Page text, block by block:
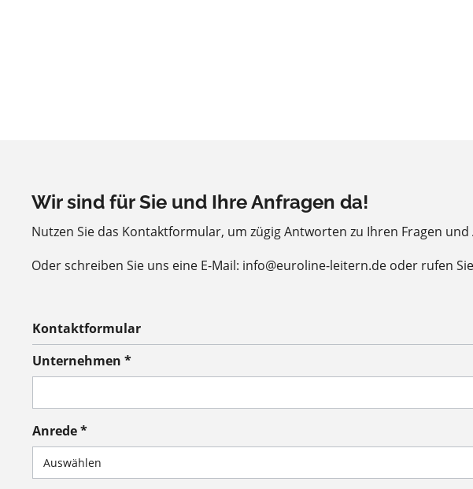
Wir sind für Sie und Ihre Anfragen da!
Nutzen Sie das Kontaktformular, um zügig Antworten zu Ihren Fragen
Oder schreiben Sie uns eine E-Mail: info@euroline-leitern.de oder rufen
Kontaktformular
Unternehmen *
Anrede *